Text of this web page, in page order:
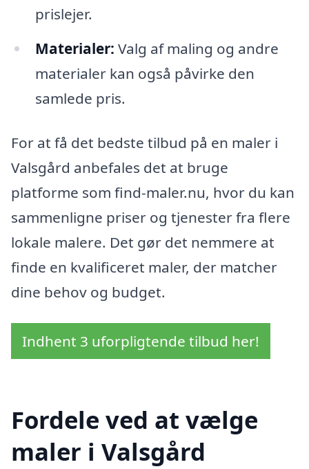
prislejer.
Materialer: Valg af maling og andre
materialer kan også påvirke den
samlede pris.
For at få det bedste tilbud på en maler i
Valsgård anbefales det at bruge
platforme som find-maler.nu, hvor du kan
sammenligne priser og tjenester fra flere
lokale malere. Det gør det nemmere at
finde en kvalificeret maler, der matcher
dine behov og budget.
Indhent 3 uforpligtende tilbud her!
Fordele ved at vælge
maler i Valsgård